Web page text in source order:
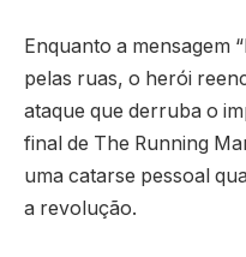
Enquanto a mensagem
pelas ruas, o herói
ataque que derruba o
final de The Running
uma catarse pessoal
a revolução.